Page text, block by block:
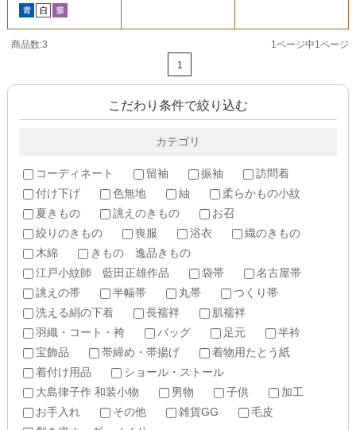
商品数:3
1ページ中1ページ
1
こだわり条件で絞り込む
カテゴリ
コーディネート 留袖 振袖
訪問着
付け下げ
色無地 紬
柔らかもの小紋
夏きもの
誂えのきもの
お召
絞りのきもの
喪服 浴衣
織のきもの
木綿
きもの 逸品きもの
江戸小紋師 藍田正雄作品
袋帯
名古屋帯
誂えの帯
半幅帯 丸帯
つくり帯
洗える絹の下着
長襦袢
肌襦袢
羽織・コート・袴
バッグ 足元
半衿
宝飾品
帯締め・帯揚げ
着物用たとう紙
着付け用品
ショール・ストール
大島律子作 和装小物
男物 子供
加工
お手入れ
その他 雑貨GG
毛皮